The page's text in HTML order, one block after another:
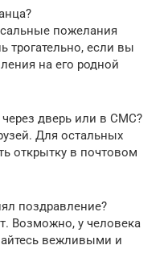
пожелания
трогательно, если вы
на его родной
дверь или в СМС?
Для остальных
открытку в почтовом
поздравление?
Возможно, у человека
вежливыми и